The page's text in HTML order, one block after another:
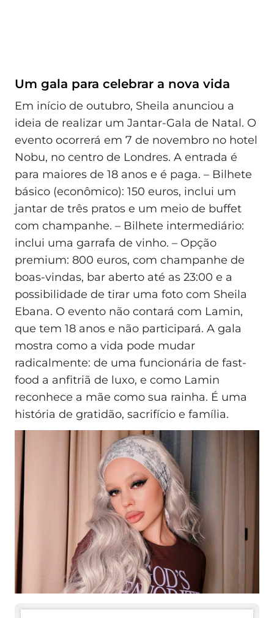
Um gala para celebrar a nova vida
Em início de outubro, Sheila anunciou a
ideia de realizar um Jantar-Gala de Natal. O
evento ocorrerá em 7 de novembro no hotel
Nobu, no centro de Londres. A entrada é
para maiores de 18 anos e é paga. – Bilhete
básico (econômico): 150 euros, inclui um
jantar de três pratos e um meio de buffet
com champanhe. – Bilhete intermediário:
inclui uma garrafa de vinho. – Opção
premium: 800 euros, com champanhe de
boas-vindas, bar aberto até as 23:00 e a
possibilidade de tirar uma foto com Sheila
Ebana. O evento não contará com Lamin,
que tem 18 anos e não participará. A gala
mostra como a vida pode mudar
radicalmente: de uma funcionária de fast-
food a anfitriã de luxo, e como Lamin
reconhece a mãe como sua rainha. É uma
história de gratidão, sacrifício e família.